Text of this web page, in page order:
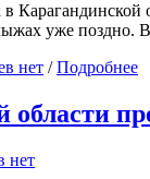
уже
нет /Подробнее
нет